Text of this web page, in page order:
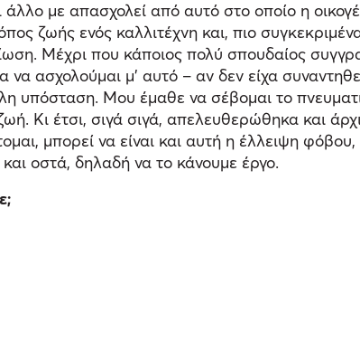
με απασχολεί από αυτό στο οποίο η
ζωής ενός καλλιτέχνη και, πιο
Μέχρι που κάποιος πολύ σπουδαίος
ασχολούμαι μ’ αυτό – αν δεν είχα
υπόσταση. Μου έμαθε να σέβομαι το
Κι έτσι, σιγά σιγά, απελευθερώθηκα και
μπορεί να είναι και αυτή η έλλειψη
οστά, δηλαδή να το κάνουμε έργο.